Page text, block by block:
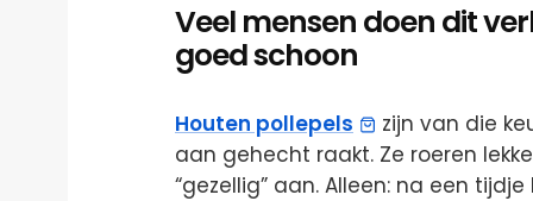
Veel mensen doen dit
goed schoon
Houten pollepels
zijn van die
aan gehecht raakt. Ze roeren
“gezellig” aan. Alleen: na een